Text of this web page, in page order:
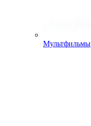
Мультфильмы